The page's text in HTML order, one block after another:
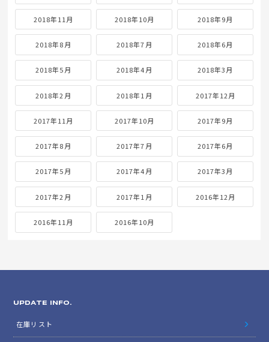
2018年11月 2018年10月 2018年9月
2018年8月 2018年7月 2018年6月
2018年5月 2018年4月 2018年3月
2018年2月 2018年1月 2017年12月
2017年11月 2017年10月 2017年9月
2017年8月 2017年7月 2017年6月
2017年5月 2017年4月 2017年3月
2017年2月 2017年1月 2016年12月
2016年11月 2016年10月
UPDATE INFO.
在庫リスト